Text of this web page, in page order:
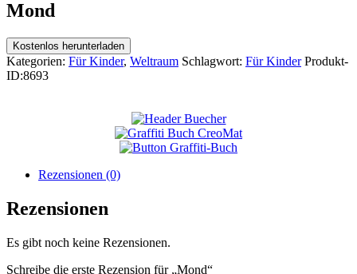
Mond
Kostenlos herunterladen
Kategorien: Für Kinder, Weltraum Schlagwort: Für Kinder Produkt-
ID:8693
Rezensionen (0)
Rezensionen
Es gibt noch keine Rezensionen.
Schreibe die erste Rezension für „Mond“